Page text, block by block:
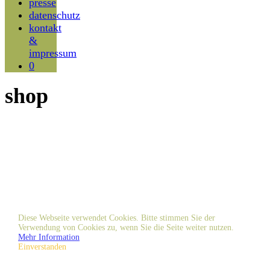
presse
datenschutz
kontakt
&
impressum
0
shop
Diese Webseite verwendet Cookies. Bitte stimmen Sie der
Verwendung von Cookies zu, wenn Sie die Seite weiter nutzen.
Mehr Information
Einverstanden